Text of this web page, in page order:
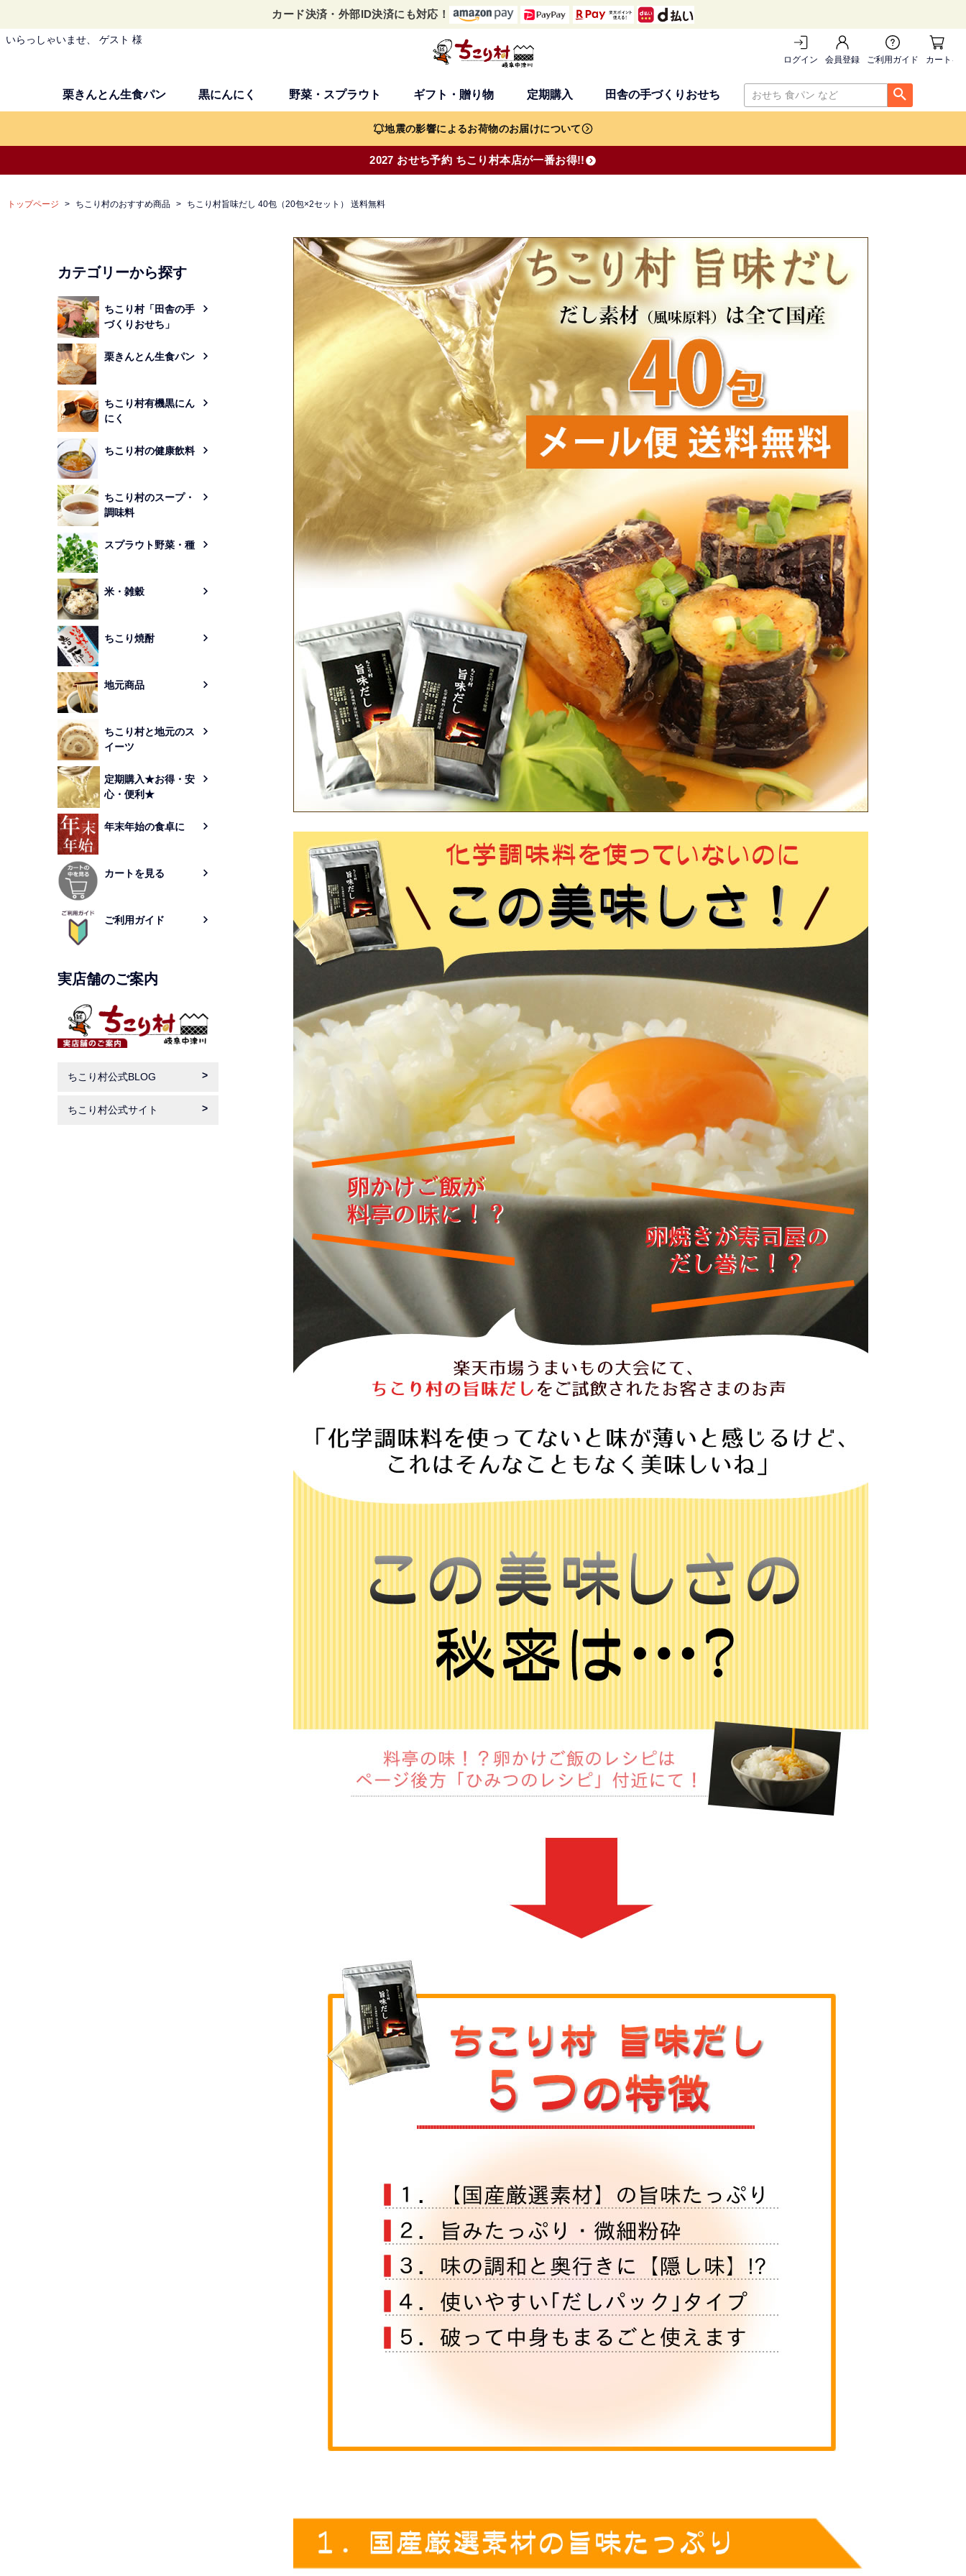
カード決済・外部ID決済にも対応！
いらっしゃいませ、 ゲスト 様
ログイン 会員登録 ご利用ガイド カートを
栗きんとん生食パン 黒にんにく 野菜・スプラウト ギフト・贈り物 定期購入 田舎の手づくりおせち
検索
地震の影響によるお荷物のお届けについて
2027 おせち予約 ちこり村本店が一番お得!!
トップページ ちこり村のおすすめ商品 ちこり村旨味だし 40包（20包×2セット） 送料無料
カテゴリーから探す
ちこり村「田舎の手
づくりおせち」
栗きんとん生食パン
ちこり村有機黒にん
にく
ちこり村の健康飲料
ちこり村のスープ・
調味料
スプラウト野菜・種
米・雑穀
ちこり焼酎
地元商品
ちこり村と地元のス
イーツ
定期購入★お得・安
心・便利★
年末年始の食卓に
カートを見る
ご利用ガイド
実店舗のご案内
ちこり村公式BLOG
ちこり村公式サイト